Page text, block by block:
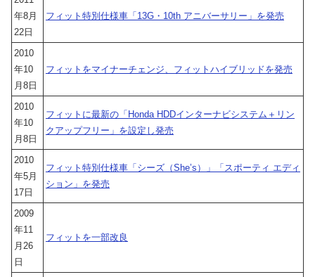
年8月
22日
フィット特別仕様車「13G・10th アニバーサリー」を発売
2010
年10
月8日
フィットをマイナーチェンジ、フィットハイブリッドを発売
2010
年10
月8日
フィットに最新の「Honda HDDインターナビシステム＋リン
クアップフリー」を設定し発売
2010
年5月
17日
フィット特別仕様車「シーズ（She’s）」「スポーティ エディ
ション」を発売
2009
年11
月26
日
フィットを一部改良